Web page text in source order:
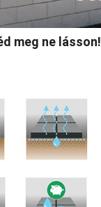
meg ne lásson!